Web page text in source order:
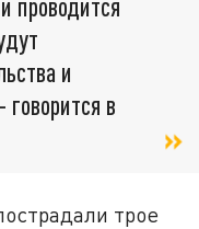
и
в
трое